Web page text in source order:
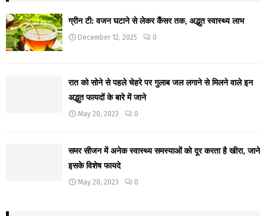
ग्रीन टी: वजन घटाने से लेकर कैंसर तक, अद्भुत स्वास्थ्य लाभ
December 12, 2025 0
रात को सोने से पहले चेहरे पर गुलाब जल लगाने से मिलने वाले इन
अद्भुत फायदों के बारे में जाने
May 20, 2023 0
समर सीजन में अनेक स्वास्थ्य समस्याओं को दूर करता है खीरा, जाने
इसके विशेष फायदे
May 20, 2023 0